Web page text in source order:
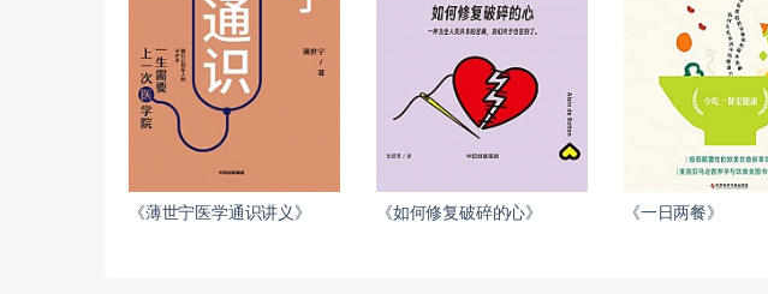
《薄世宁医学通识讲义》 《如何修复破碎的心》 《一日两餐》